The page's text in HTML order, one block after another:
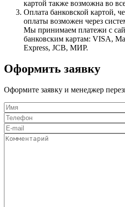
картой также возможна во
Оплата банковской картой,
оплаты возможен через
Мы принимаем платежи с
банковским картам: VISA,
Express, JCB, МИР.
Оформить заявку
Оформите заявку и менеджер